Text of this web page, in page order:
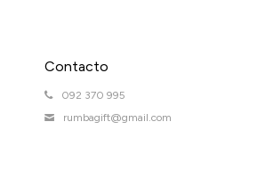
Contacto
092 370 995
rumbagift@gmail.com